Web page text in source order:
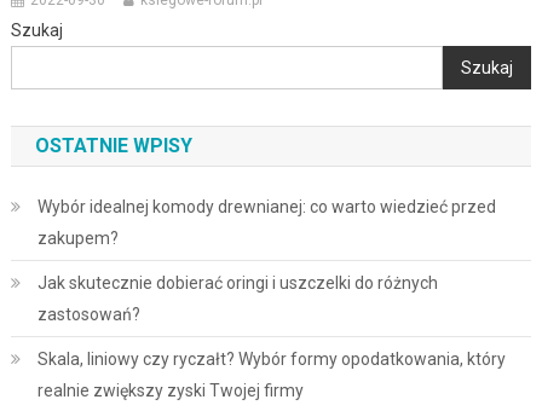
Szukaj
Szukaj
OSTATNIE WPISY
Wybór idealnej komody drewnianej: co warto wiedzieć przed
zakupem?
Jak skutecznie dobierać oringi i uszczelki do różnych
zastosowań?
Skala, liniowy czy ryczałt? Wybór formy opodatkowania, który
realnie zwiększy zyski Twojej firmy